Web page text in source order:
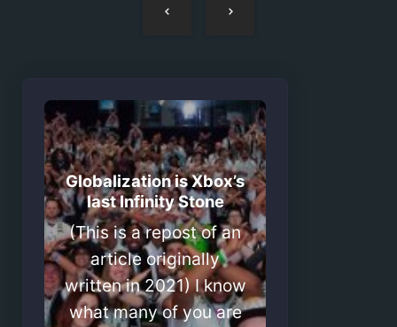
Globalization is Xbox’s
last Infinity Stone
(This is a repost of an
article originally
written in 2021) I know
what many of you are